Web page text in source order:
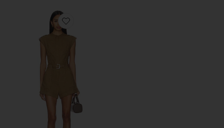
Favorite TINKA ベルト付オールインワン